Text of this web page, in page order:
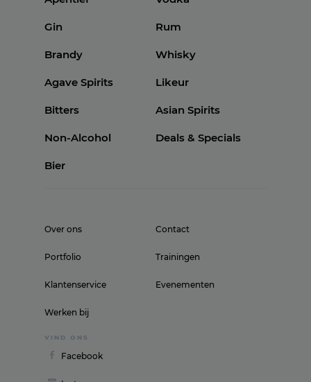
Gin Rum
Brandy Whisky
Agave Spirits Likeur
Bitters Asian Spirits
Non-Alcohol Deals & Specials
Bier
Over ons
Portfolio
Klantenservice
Werken bij
Contact
Trainingen
Evenementen
VIND ONS
Facebook